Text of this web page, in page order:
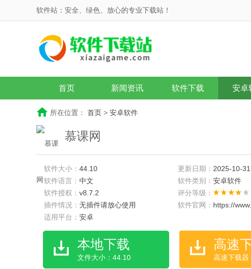
软件站：安全、绿色、放心的专业下载站！
首页 新闻资讯 软件下载 安卓
所在位置： 首页 > 安卓软件
慕课网
软件大小： 44.10 更新日期： 2025-10-31
软件语言： 中文 软件类别： 安卓软件
软件授权： v8.7.2
评分等级：
插件情况： 无插件请放心使用 软件官网： https://
适用平台： 安卓
本地下载
文件大小：44.10
高速
高速下载器